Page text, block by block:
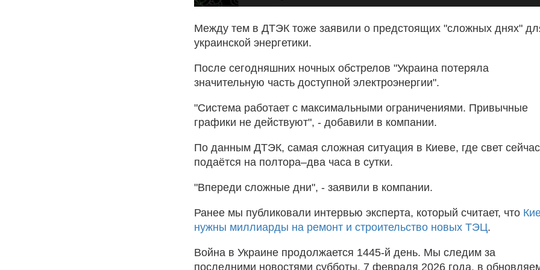
Между тем в ДТЭК тоже заявили о предстоящих "сложных днях"
украинской энергетики.
После сегодняшних ночных обстрелов "Украина потеряла
значительную часть доступной электроэнергии".
"Система работает с максимальными ограничениями. Привычные
графики не действуют", - добавили в компании.
По данным ДТЭК, самая сложная ситуация в Киеве, где свет сейчас
подаётся на полтора–два часа в сутки.
"Впереди сложные дни", - заявили в компании.
Ранее мы публиковали интервью эксперта, который считает, что
нужны миллиарды на ремонт и строительство новых ТЭЦ.
Война в Украине продолжается 1445-й день. Мы следим за
последними новостями субботы, 7 февраля 2026 года, в